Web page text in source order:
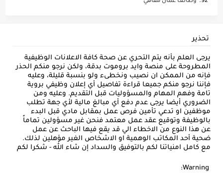
وظائف عمال مقاهي
تحذير
يرجى العلم بأنه يتم التحري عن صحة كافة الاعلانات الوظيفية
المطروحة على منصة وايد بروموت بدقة، ولكن نرجو منكم الحذر
فإنه من الممكن ان نصيب ونخطىء ولو بنسبة قليلة، وعليه
فإننا نرجو منكم جميعا قراءة تفاصيل أي إعلان وظيفي بروية
تامة وفهم المهام والمسؤوليات قبل التقديم. وعليه ومن
الضروري أيضا يرجى عدم دفع أي مبالغ مالية لأي جهة تطلب
موظفين او تدعي تأمين فرص عمل بمقابل مادي قبل البدء
بالوظيفة وتوقيع عقد عمل معتمد فنحن غير مسؤولين تماماً
عن هذا النوع من الاخطاء الي قد يقع فيها الباحث عن عمل
ضحية أحد المكاتب الوهمية او الاشخاص الغير مؤهلين لذلك.
مع كامل امنياتنا لكم بالتوفيق والسداد إن شاء الله - شكرا لكم
Warning: